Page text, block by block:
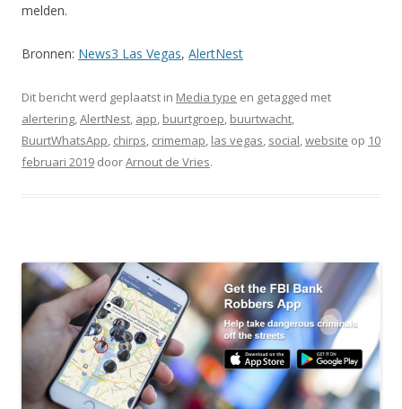
melden.
Bronnen: News3 Las Vegas, AlertNest
Dit bericht werd geplaatst in Media type en getagged met
alertering,AlertNest, app, buurtgroep, buurtwacht,
BuurtWhatsApp, chirps, crimemap, las vegas, social,website op 10
februari 2019 doorArnout de Vries.